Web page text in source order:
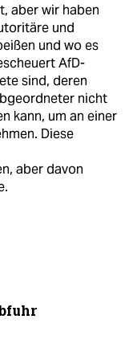
aber wir haben
und
und wo es
AfD-
sind, deren
nicht
kann, um an einer
Diese
aber davon